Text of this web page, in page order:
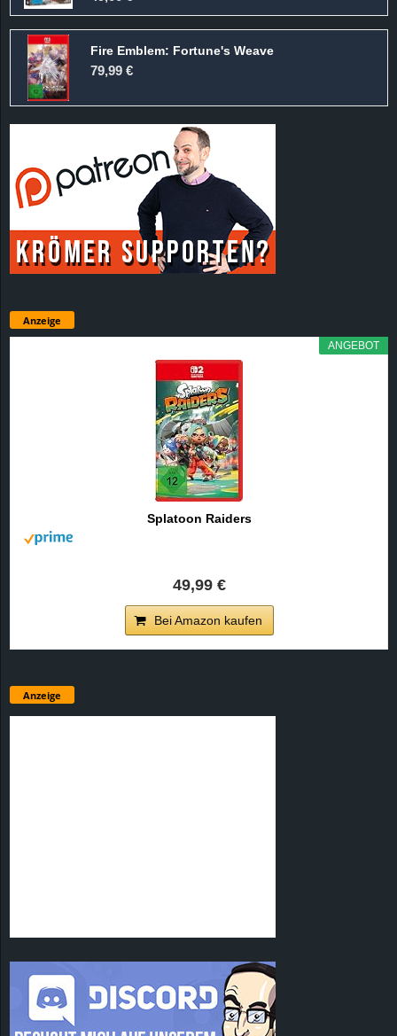
Fire Emblem: Fortune's Weave
79,99 €
Anzeige
ANGEBOT
Splatoon Raiders
49,99 €
Bei Amazon kaufen
Anzeige